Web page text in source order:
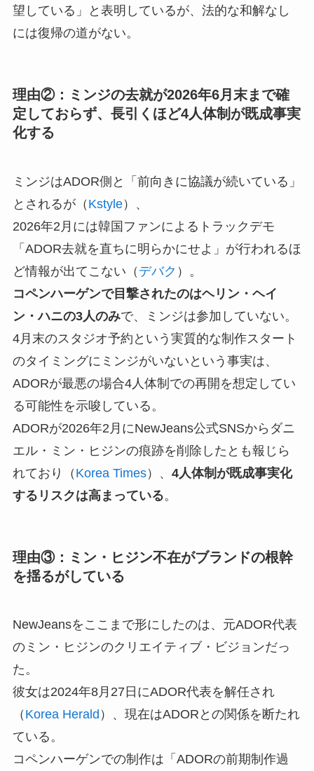
望している」と表明しているが、法的な和解なし
には復帰の道がない。
理由②：ミンジの去就が2026年6月末まで確
定しておらず、長引くほど4人体制が既成事実
化する
ミンジはADOR側と「前向きに協議が続いている」
とされるが（ Kstyle）、
2026年2月には韓国ファンによるトラックデモ
「ADOR去就を直ちに明らかにせよ」が行われるほ
ど情報が出てこない（ デバク ）。
コペンハーゲンで目撃されたのはヘリン・ヘイ
ン・ハニの3人のみで、ミンジは参加していない。
4月末のスタジオ予約という実質的な制作スタート
のタイミングにミンジがいないという事実は、
ADORが最悪の場合4人体制での再開を想定してい
る可能性を示唆している。
ADORが2026年2月にNewJeans公式SNSからダニ
エル・ミン・ヒジンの痕跡を削除したとも報じら
れており（ Korea Times）、 4人体制が既成事実化
するリスクは高まっている。
理由③：ミン・ヒジン不在がブランドの根幹
を揺るがしている
NewJeansをここまで形にしたのは、元ADOR代表
のミン・ヒジンのクリエイティブ・ビジョンだっ
た。
彼女は2024年8月27日にADOR代表を解任され
（ Korea Herald ）、現在はADORとの関係を断たれ
ている。
コペンハーゲンでの制作は「ADORの前期制作過